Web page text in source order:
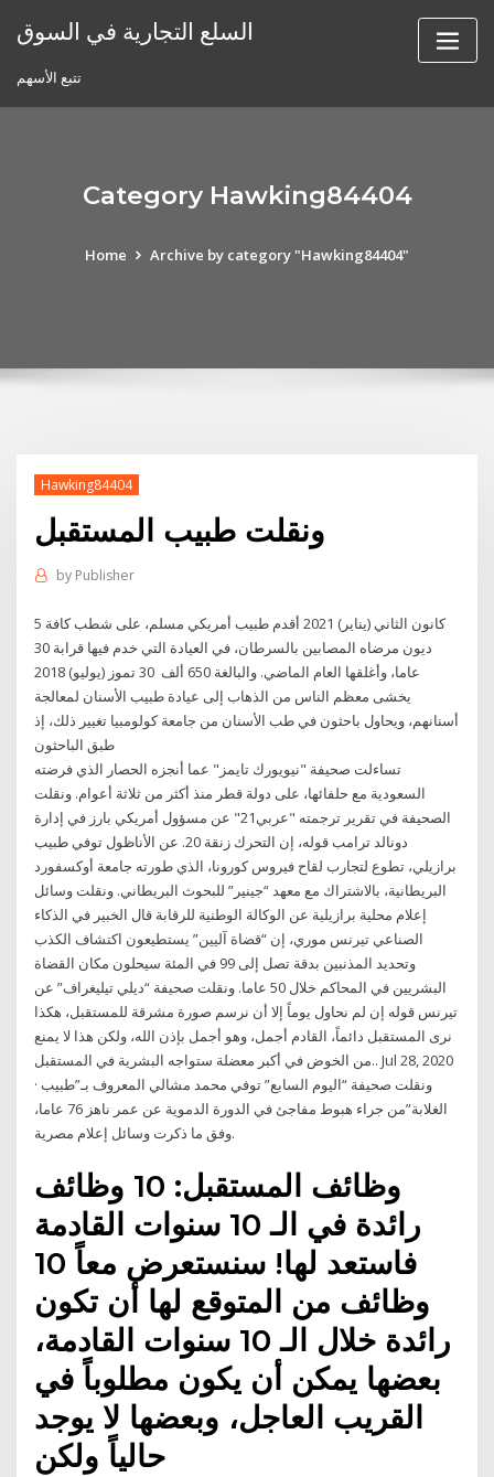
السلع التجارية في السوق
تتبع الأسهم
Category Hawking84404
Home Archive by category "Hawking84404"
Hawking84404
ونقلت طبيب المستقبل
by Publisher
5 كانون الثاني (يناير) 2021 أقدم طبيب أمريكي مسلم، على شطب كافة
ديون مرضاه المصابين بالسرطان، في العيادة التي خدم فيها قرابة 30
عاما، وأغلقها العام الماضي. والبالغة 650 ألف 30 تموز (يوليو) 2018
يخشى معظم الناس من الذهاب إلى عيادة طبيب الأسنان لمعالجة
أسنانهم، ويحاول باحثون في طب الأسنان من جامعة كولومبيا تغيير ذلك، إذ
تساءلت صحيفة "نيويورك تايمز" عما أنجزه الحصار الذي فرضته
السعودية مع حلفائها، على دولة قطر منذ أكثر من ثلاثة أعوام. ونقلت
الصحيفة في تقرير ترجمته "عربي21" عن مسؤول أمريكي بارز في إدارة
دونالد ترامب قوله، إن التحرك زنقة 20. عن الأناظول توفي طبيب
برازيلي، تطوع لتجارب لقاح فيروس كورونا، الذي طورته جامعة أوكسفورد
البريطانية، بالاشتراك مع معهد “جينير” للبحوث البريطاني. ونقلت وسائل
إعلام محلية برازيلية عن الوكالة الوطنية للرقابة قال الخبير في الذكاء
الصناعي تيرنس موري، إن “قضاة آليين” يستطيعون اكتشاف الكذب
وتحديد المذنبين بدقة تصل إلى 99 في المئة سيحلون مكان القضاة
البشريين في المحاكم خلال 50 عاما. ونقلت صحيفة “ديلي تيليغراف” عن
تيرنس قوله إن لم نحاول يوماً إلا أن نرسم صورة مشرقة للمستقبل، هكذا
نرى المستقبل دائماً، القادم أجمل، وهو أجمل بإذن الله، ولكن هذا لا يمنع
من الخوض في أكبر معضلة ستواجه البشرية في المستقبل.. Jul 28, 2020
· ونقلت صحيفة “اليوم السابع” توفي محمد مشالي المعروف بـ”طبيب
الغلابة”من جراء هبوط مفاجئ في الدورة الدموية عن عمر ناهز 76 عاما،
وفق ما ذكرت وسائل إعلام مصرية.
وظائف المستقبل: 10 وظائف
رائدة في الـ 10 سنوات القادمة
فاستعد لها! سنستعرض معاً 10
وظائف من المتوقع لها أن تكون
رائدة خلال الـ 10 سنوات القادمة،
بعضها يمكن أن يكون مطلوباً في
القريب العاجل، وبعضها لا يوجد
حالياً ولكن